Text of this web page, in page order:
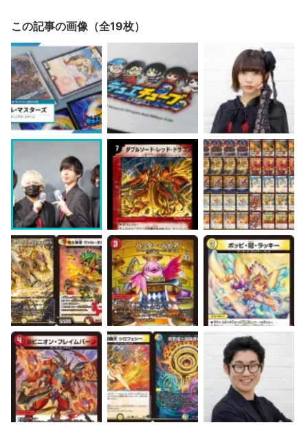
この記事の画像（全19枚）